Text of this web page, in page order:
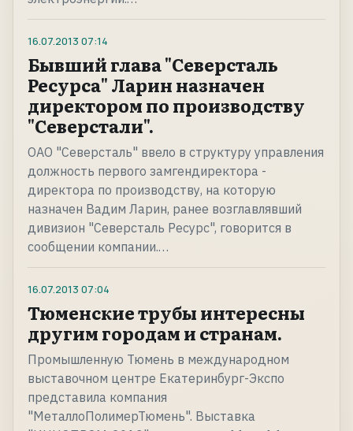
16.07.2013 07:14
Бывший глава "Северсталь
Ресурса" Ларин назначен
директором по производству
"Северстали".
ОАО "Северсталь" ввело в структуру управления
должность первого замгендиректора -
директора по производству, на которую
назначен Вадим Ларин, ранее возглавлявший
дивизион "Северсталь Ресурс", говорится в
сообщении компании.…
16.07.2013 07:04
Тюменские трубы интересны
другим городам и странам.
Промышленную Тюмень в международном
выставочном центре Екатеринбург-Экспо
представила компания
"МеталлоПолимерТюмень". Выставка